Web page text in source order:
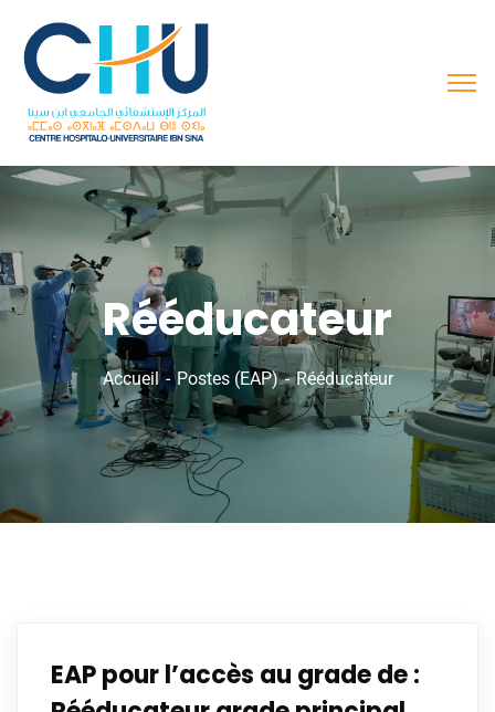
Rééducateur
Accueil Postes (EAP) Rééducateur
EAP pour l’accès au grade de :